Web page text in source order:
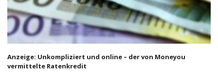
Anzeige: Unkompliziert und online – der von Moneyou
vermittelte Ratenkredit